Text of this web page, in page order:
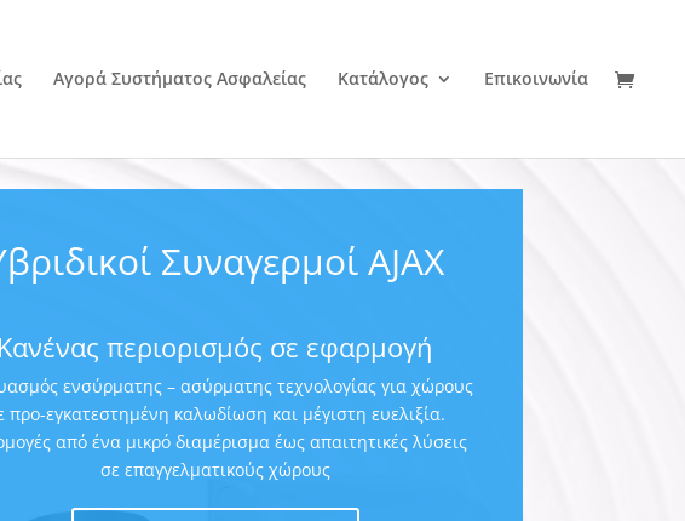
Αγορά Συστήματος Ασφαλείας Κατάλογος Επικοινωνία
Συναγερμοί AJAX
Κανένας περιορισμός σε εφαρμογή
ενσύρματης – ασύρματης τεχνολογίας για χώρους
προ-εγκατεστημένη καλωδίωση και μέγιστη ευελιξία.
από ένα μικρό διαμέρισμα έως απαιτητικές λύσεις
σε επαγγελματικούς χώρους